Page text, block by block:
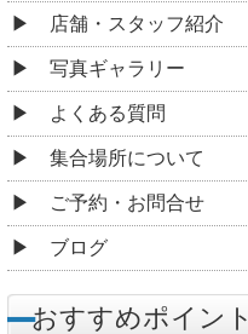
店舗・スタッフ紹介
写真ギャラリー
よくある質問
集合場所について
ご予約・お問合せ
ブログ
おすすめポイント